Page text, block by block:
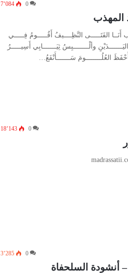
0 7٬084
المهذب
الفَتَـــــى النَّظِــــيفُ أَقُـــــومُ فِـــــي
وألْــــــــبِسُ ثِيَـــــــابِي أَسِيـــــرُ
العُلُــــــــومَ سَـــــــأَنْفَعُ…
0 18٬143
0 3٬285
أنشودة السلحفاة